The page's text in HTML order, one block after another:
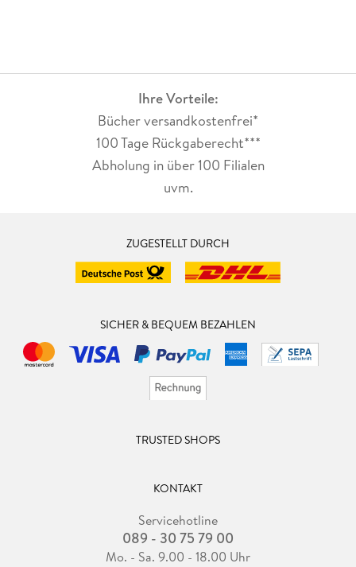
Ihre Vorteile:
Bücher versandkostenfrei*
100 Tage Rückgaberecht***
Abholung in über 100 Filialen
uvm.
ZUGESTELLT DURCH
SICHER & BEQUEM BEZAHLEN
TRUSTED SHOPS
KONTAKT
Servicehotline
089 - 30 75 79 00
Mo. - Sa. 9.00 - 18.00 Uhr